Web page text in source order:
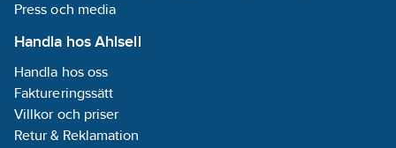
Press och media
Handla hos Ahlsell
Handla hos oss
Faktureringssätt
Villkor och priser
Retur & Reklamation